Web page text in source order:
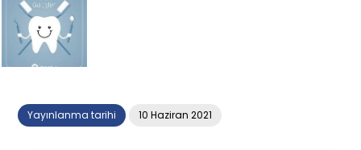
Yayınlanma tarihi 10 Haziran 2021